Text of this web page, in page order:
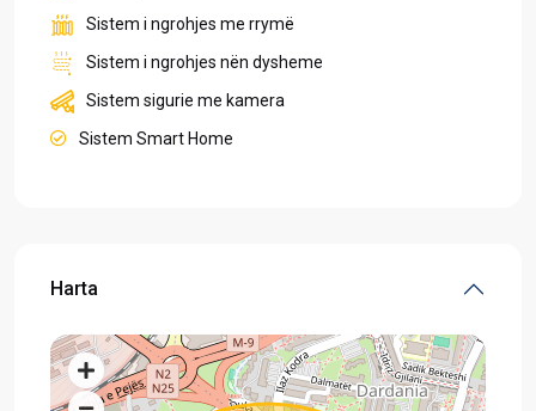
Sistem i ngrohjes me rrymë
Sistem i ngrohjes nën dysheme
Sistem sigurie me kamera
Sistem Smart Home
Harta